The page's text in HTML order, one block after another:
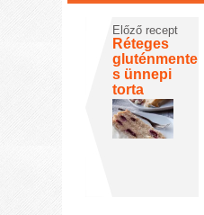
Előző recept
Réteges
gluténmente
s ünnepi
torta